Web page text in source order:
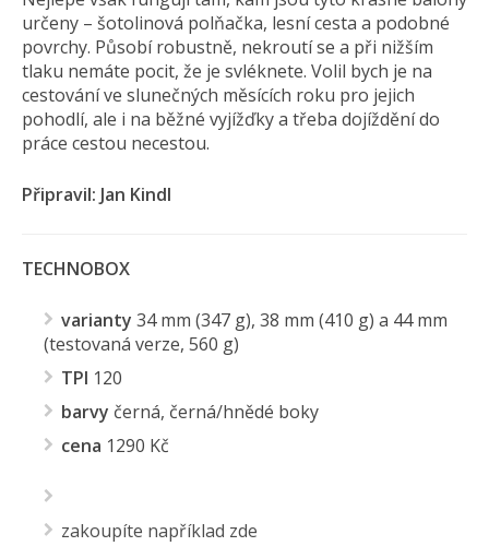
určeny – šotolinová polňačka, lesní cesta a podobné
povrchy. Působí robustně, nekroutí se a při nižším
tlaku nemáte pocit, že je svléknete. Volil bych je na
cestování ve slunečných měsících roku pro jejich
pohodlí, ale i na běžné vyjížďky a třeba dojíždění do
práce cestou necestou.
Připravil: Jan Kindl
TECHNOBOX
varianty 34 mm (347 g), 38 mm (410 g) a 44 mm
(testovaná verze, 560 g)
TPI 120
barvy černá, černá/hnědé boky
cena 1290 Kč
zakoupíte například zde